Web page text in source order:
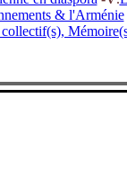
& l'Arménie